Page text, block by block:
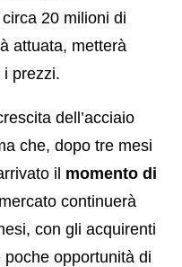
20 milioni di
attuata, metterà
prezzi.
dell’acciaio
che, dopo tre mesi
il momento di
continuerà
con gli acquirenti
opportunità di